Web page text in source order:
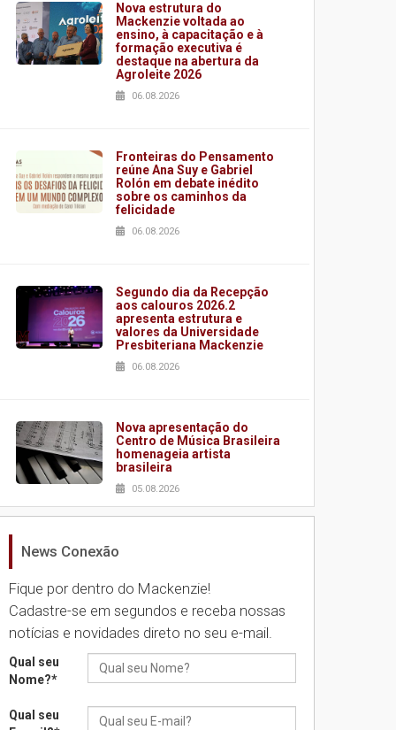
Nova estrutura do
Mackenzie voltada ao
ensino, à capacitação e à
formação executiva é
destaque na abertura da
Agroleite 2026
06.08.2026
Fronteiras do Pensamento
reúne Ana Suy e Gabriel
Rolón em debate inédito
sobre os caminhos da
felicidade
06.08.2026
Segundo dia da Recepção
aos calouros 2026.2
apresenta estrutura e
valores da Universidade
Presbiteriana Mackenzie
06.08.2026
Nova apresentação do
Centro de Música Brasileira
homenageia artista
brasileira
05.08.2026
Universidade Mackenzie
Seminário discute desafios
das novas tecnologias em
sistemas solares
04.08.2026
News Conexão
Fique por dentro do Mackenzie!
Cadastre-se em segundos e receba nossas
notícias e novidades direto no seu e-mail.
Qual seu
Nome?*
Qual seu